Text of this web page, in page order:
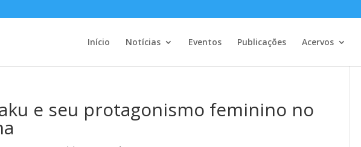
Início Notícias Eventos Publicações Acervos
e seu protagonismo feminino no